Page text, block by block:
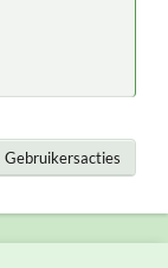
Gebruikersacties